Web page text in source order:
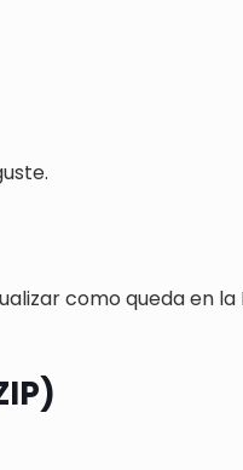
como queda en la